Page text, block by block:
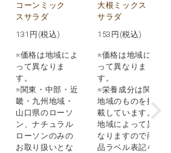
コーンミック
スサラダ
131 円(税込)
※価格は地域によ
って異なりま
す。
※関東・中部・近
畿・九州地域・
山口県のローソ
ン、ナチュラル
ローソンのみの
お取り扱いとな
大根ミックス
サラダ
153 円(税込)
※価格は地域によ
って異なりま
す。
※栄養成分は関東
地域のものを掲
載しています。
地域によって異
なりますので商
品ラベル表記を